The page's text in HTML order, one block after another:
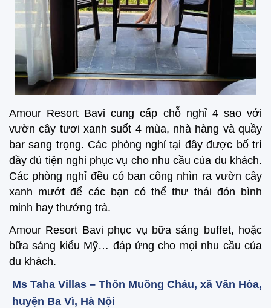
Amour Resort Bavi cung cấp chỗ nghỉ 4 sao với
vườn cây tươi xanh suốt 4 mùa, nhà hàng và quầy
bar sang trọng. Các phòng nghỉ tại đây được bố trí
đầy đủ tiện nghi phục vụ cho nhu cầu của du khách.
Các phòng nghỉ đều có ban công nhìn ra vườn cây
xanh mướt để các bạn có thể thư thái đón bình
minh hay thưởng trà.
Amour Resort Bavi phục vụ bữa sáng buffet, hoặc
bữa sáng kiểu Mỹ… đáp ứng cho mọi nhu cầu của
du khách.
Ms Taha Villas – Thôn Muồng Cháu, xã Vân Hòa,
huyện Ba Vì, Hà Nội